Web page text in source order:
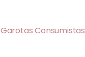
Garotas Consumistas